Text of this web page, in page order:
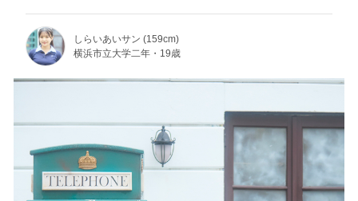
しらいあいサン (159cm)
横浜市立大学二年・19歳